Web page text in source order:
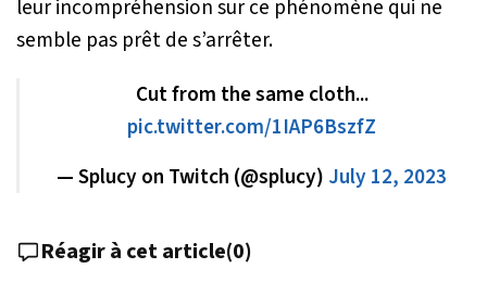
leur incompréhension sur ce phénomène qui ne
semble pas prêt de s’arrêter.
Cut from the same cloth...
pic.twitter.com/1IAP6BszfZ
— Splucy on Twitch (@splucy) July 12, 2023
Réagir à cet article(0)